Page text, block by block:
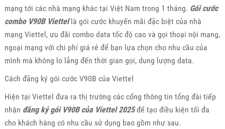
mạng tới các nhà mạng khác tại Việt Nam trong 1 tháng. Gói cước
combo V90B Viettellà gói cước khuyến mãi đặc biệt của nhà
mạng Viettel, ưu đãi combo data tốc độ cao và gọi thoại nội mạng,
ngoại mạng với chi phí giá rẻ để bạn lựa chọn cho nhu cầu của
mình mà không lo lắng đến thời gian gọi, dung lượng data.
Cách đăng ký gói cước V90B của Viettel
Hiện tại Viettel đưa ra thị trường các cổng thông tin tổng đài tiếp
nhận đăng ký gói V90B của Viettel 2025để tạo điều kiện tối đa
cho khách hàng có nhu cầu sử dụng bao gồm như sau.